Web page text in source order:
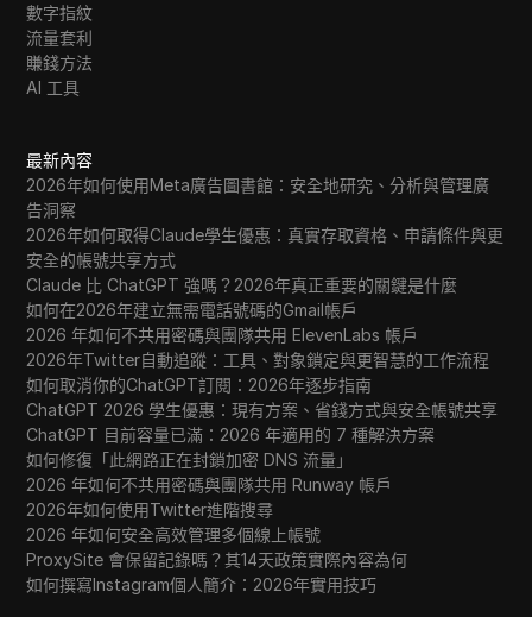
數字指紋
流量套利
賺錢方法
AI 工具
最新內容
2026年如何使用Meta廣告圖書館：安全地研究、分析與管理廣
告洞察
2026年如何取得Claude學生優惠：真實存取資格、申請條件與更
安全的帳號共享方式
Claude 比 ChatGPT 強嗎？2026年真正重要的關鍵是什麼
如何在2026年建立無需電話號碼的Gmail帳戶
2026 年如何不共用密碼與團隊共用 ElevenLabs 帳戶
2026年Twitter自動追蹤：工具、對象鎖定與更智慧的工作流程
如何取消你的ChatGPT訂閱：2026年逐步指南
ChatGPT 2026 學生優惠：現有方案、省錢方式與安全帳號共享
ChatGPT 目前容量已滿：2026 年適用的 7 種解決方案
如何修復「此網路正在封鎖加密 DNS 流量」
2026 年如何不共用密碼與團隊共用 Runway 帳戶
2026年如何使用Twitter進階搜尋
2026 年如何安全高效管理多個線上帳號
ProxySite 會保留記錄嗎？其14天政策實際內容為何
如何撰寫Instagram個人簡介：2026年實用技巧